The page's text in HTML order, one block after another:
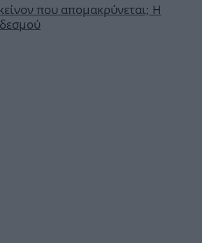
που απομακρύνεται; Η